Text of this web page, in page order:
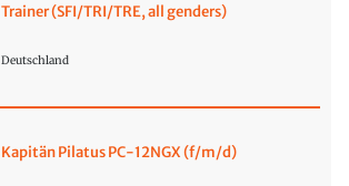
Trainer (SFI/TRI/TRE, all genders)
Deutschland
Kapitän Pilatus PC-12NGX (f/m/d)